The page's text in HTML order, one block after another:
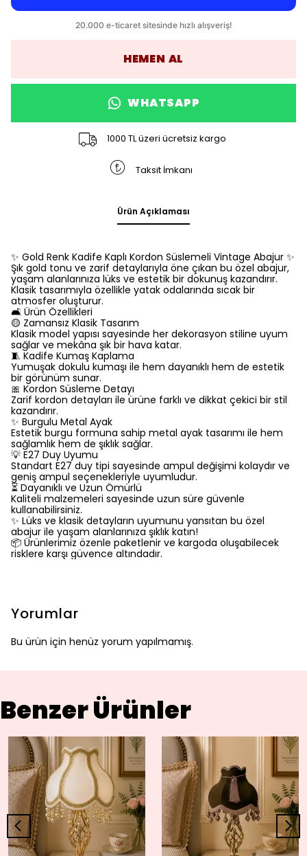
HEMEN AL
WHATSAPP
1000 TL üzeri ücretsiz kargo
Taksit İmkanı
Ürün Açıklaması
✨ Gold Renk Kadife Kaplı Kordon Süslemeli Vintage Abajur ✨
Şık gold tonu ve zarif detaylarıyla öne çıkan bu özel abajur,
yaşam alanlarınıza lüks ve estetik bir dokunuş kazandırır.
Klasik tasarımıyla özellikle yatak odalarında sıcak bir
atmosfer oluşturur.
🛋️ Ürün Özellikleri
🟡 Zamansız Klasik Tasarım
Klasik model yapısı sayesinde her dekorasyon stiline uyum
sağlar ve mekâna şık bir hava katar.
🧵 Kadife Kumaş Kaplama
Yumuşak dokulu kumaşı ile hem dayanıklı hem de estetik
bir görünüm sunar.
🎀 Kordon Süsleme Detayı
Zarif kordon detayları ile ürüne farklı ve dikkat çekici bir stil
kazandırır.
✨ Burgulu Metal Ayak
Estetik burgu formuna sahip metal ayak tasarımı ile hem
sağlamlık hem de şıklık sağlar.
💡 E27 Duy Uyumu
Standart E27 duy tipi sayesinde ampul değişimi kolaydır ve
geniş ampul seçenekleriyle uyumludur.
⏳ Dayanıklı ve Uzun Ömürlü
Kaliteli malzemeleri sayesinde uzun süre güvenle
kullanabilirsiniz.
✨ Lüks ve klasik detayların uyumunu yansıtan bu özel
abajur ile yaşam alanlarınıza şıklık katın!
📦 Ürünlerimiz özenle paketlenir ve kargoda oluşabilecek
risklere karşı güvence altındadır.
Yorumlar
Bu ürün için henüz yorum yapılmamış.
Benzer Ürünler